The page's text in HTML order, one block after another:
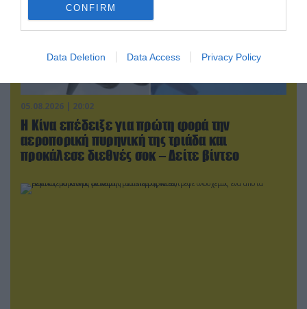
CONFIRM
Data Deletion Data Access Privacy Policy
05.08.2026 | 20:02
Η Κίνα επέδειξε για πρώτη φορά την
αεροπορική πυρηνική της τριάδα και
προκάλεσε διεθνές σοκ – Δείτε βίντεο